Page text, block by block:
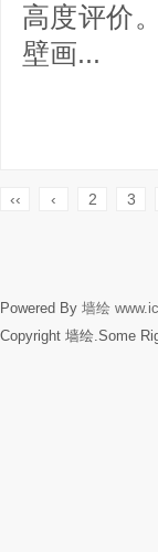
高度评价
壁画...
‹‹ ‹ 2 3
Powered By 墙绘
Copyright 墙绘.Some